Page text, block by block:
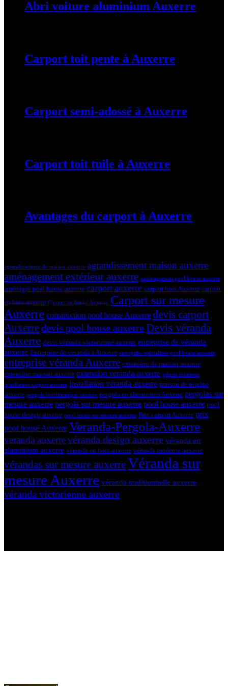
Abri voiture aluminium Auxerre
Carport toit pente à Auxerre
Carport semi-adossé à Auxerre
Carport toit tuile à Auxerre
Avantages du carport à Auxerre
agrandissement de maison auxerre agrandissement maison auxerre
aménagement extérieur auxerre aménagement pool house auxerre
aménager pool house auxerre carport auxerre carport bois Auxerre carport
en bois auxerre Carport en bois à Auxerre Carport sur mesure
Auxerre construction pool house Auxerre devis carport
Auxerredevis pool house auxerreDevis véranda
Auxerre devis véranda victorienne auxerre entreprise de véranda
auxerre Entreprise de véranda à Auxerre entreprise spécialisée pool house auxerre
entreprise véranda Auxerre extension de maison auxerre
extension maison auxerre extension veranda auxerre géniès créations
installation carport auxerre installation véranda auxerre maison de piscine
auxerre pergola bioclimatique auxerre pergola en aluminium Auxerre pergolas sur
mesure auxerre pergola sur mesure auxerre pool house auxerre pool
house design auxerre pool house sur mesure auxerre Prix carport Auxerre prix
pool house Auxerre Veranda-Pergola-Auxerre
veranda auxerrevéranda design auxerre véranda en
aluminium auxerre véranda en bois auxerre véranda moderne auxerre
vérandas sur mesure auxerreVéranda sur
mesure Auxerre véranda traditionnelle auxerre
véranda victorienne auxerre